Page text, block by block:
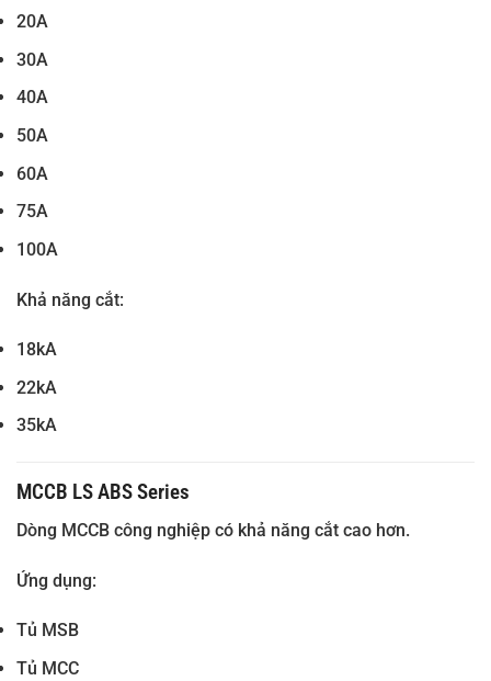
20A
30A
40A
50A
60A
75A
100A
Khả năng cắt:
18kA
22kA
35kA
MCCB LS ABS Series
Dòng MCCB công nghiệp có khả năng cắt cao hơn.
Ứng dụng:
Tủ MSB
Tủ MCC